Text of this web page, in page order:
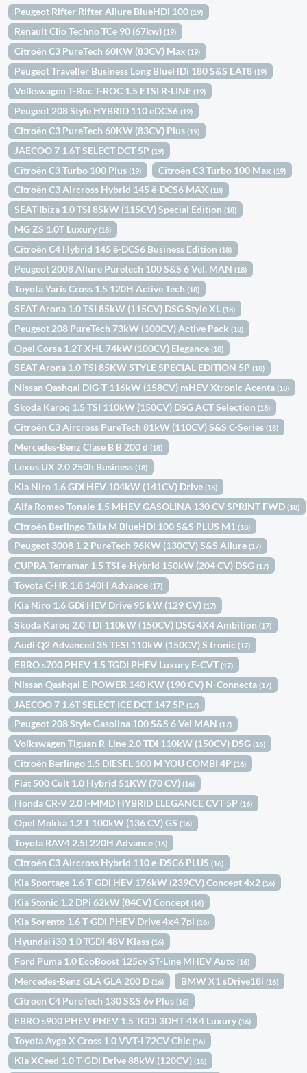
Peugeot Rifter Rifter Allure BlueHDi 100(19)
Renault Clio Techno TCe 90 (67kw)(19)
Citroën C3 PureTech 60KW (83CV) Max(19)
Peugeot Traveller Business Long BlueHDi 180 S&S EAT8(19)
Volkswagen T-Roc T-ROC 1.5 ETSI R-LINE(19)
Peugeot 208 Style HYBRID 110 eDCS6(19)
Citroën C3 PureTech 60KW (83CV) Plus(19)
JAECOO 7 1.6T SELECT DCT 5P(19)
Citroën C3 Turbo 100 Plus(19) Citroën C3 Turbo 100 Max(19)
Citroën C3 Aircross Hybrid 145 ë-DCS6 MAX(18)
SEAT Ibiza 1.0 TSI 85kW (115CV) Special Edition(18)
MG ZS 1.0T Luxury(18)
Citroën C4 Hybrid 145 ë-DCS6 Business Edition(18)
Peugeot 2008 Allure Puretech 100 S&S 6 Vel. MAN(18)
Toyota Yaris Cross 1.5 120H Active Tech(18)
SEAT Arona 1.0 TSI 85kW (115CV) DSG Style XL(18)
Peugeot 208 PureTech 73kW (100CV) Active Pack(18)
Opel Corsa 1.2T XHL 74kW (100CV) Elegance(18)
SEAT Arona 1.0 TSI 85KW STYLE SPECIAL EDITION 5P(18)
Nissan Qashqai DIG-T 116kW (158CV) mHEV Xtronic Acenta(18)
Skoda Karoq 1.5 TSI 110kW (150CV) DSG ACT Selection(18)
Citroën C3 Aircross PureTech 81kW (110CV) S&S C-Series(18)
Mercedes-Benz Clase B B 200 d(18)
Lexus UX 2.0 250h Business(18)
Kia Niro 1.6 GDi HEV 104kW (141CV) Drive(18)
Alfa Romeo Tonale 1.5 MHEV GASOLINA 130 CV SPRINT FWD(18)
Citroën Berlingo Talla M BlueHDi 100 S&S PLUS M1(18)
Peugeot 3008 1.2 PureTech 96KW (130CV) S&S Allure(17)
CUPRA Terramar 1.5 TSI e-Hybrid 150kW (204 CV) DSG(17)
Toyota C-HR 1.8 140H Advance(17)
Kia Niro 1.6 GDi HEV Drive 95 kW (129 CV)(17)
Skoda Karoq 2.0 TDI 110kW (150CV) DSG 4X4 Ambition(17)
Audi Q2 Advanced 35 TFSI 110kW (150CV) S tronic(17)
EBRO s700 PHEV 1.5 TGDI PHEV Luxury E-CVT(17)
Nissan Qashqai E-POWER 140 KW (190 CV) N-Connecta(17)
JAECOO 7 1.6T SELECT ICE DCT 147 5P(17)
Peugeot 208 Style Gasolina 100 S&S 6 Vel MAN(17)
Volkswagen Tiguan R-Line 2.0 TDI 110kW (150CV) DSG(16)
Citroën Berlingo 1.5 DIESEL 100 M YOU COMBI 4P(16)
Fiat 500 Cult 1.0 Hybrid 51KW (70 CV)(16)
Honda CR-V 2.0 I-MMD HYBRID ELEGANCE CVT 5P(16)
Opel Mokka 1.2 T 100kW (136 CV) GS(16)
Toyota RAV4 2.5l 220H Advance(16)
Citroën C3 Aircross Hybrid 110 e-DSC6 PLUS(16)
Kia Sportage 1.6 T-GDi HEV 176kW (239CV) Concept 4x2(16)
Kia Stonic 1.2 DPi 62kW (84CV) Concept(16)
Kia Sorento 1.6 T-GDi PHEV Drive 4x4 7pl(16)
Hyundai i30 1.0 TGDI 48V Klass(16)
Ford Puma 1.0 EcoBoost 125cv ST-Line MHEV Auto(16)
Mercedes-Benz GLA GLA 200 D(16) BMW X1 sDrive18i(16)
Citroën C4 PureTech 130 S&S 6v Plus(16)
EBRO s900 PHEV PHEV 1.5 TGDI 3DHT 4X4 Luxury(16)
Toyota Aygo X Cross 1.0 VVT-I 72CV Chic(16)
Kia XCeed 1.0 T-GDi Drive 88kW (120CV)(16)